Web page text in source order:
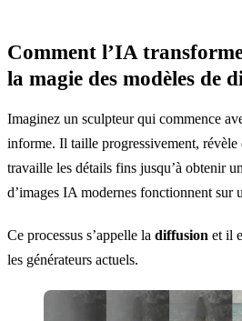
Comment l’IA
la magie des modèles de
Imaginez un sculpteur qui commence
informe. Il taille progressivement, révèle
travaille les détails fins jusqu’à obtenir
d’images IA modernes fonctionnent sur
Ce processus s’appelle la diffusion et il
les générateurs actuels.